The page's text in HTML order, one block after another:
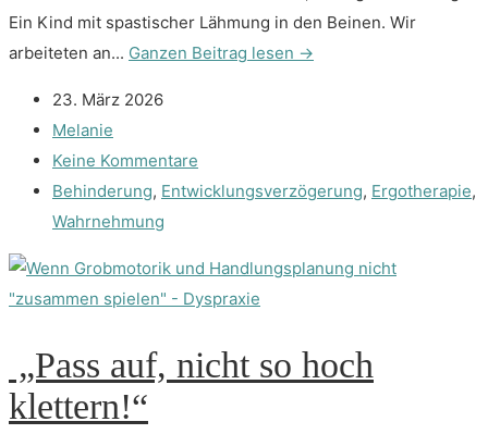
Ein Kind mit spastischer Lähmung in den Beinen. Wir
arbeiteten an... Ganzen Beitrag lesen →
23. März 2026
Melanie
Keine Kommentare
Behinderung, Entwicklungsverzögerung, Ergotherapie,
Wahrnehmung
„Pass auf, nicht so hoch
klettern!“